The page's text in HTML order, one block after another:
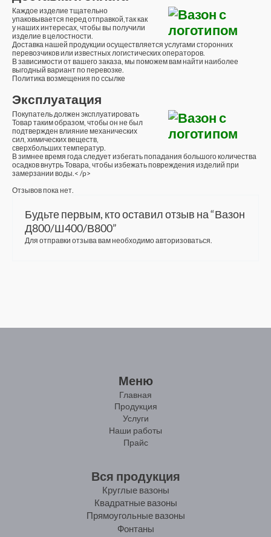
Каждое изделие тщательно
упаковывается перед отправкой,так как
у наших интересах, чтобы вы получили
изделие в целостности.
Доставка нашей продукции осуществляется услугами сторонних
перевозчиков или известных логистических операторов.
В зависимости от вашего заказа, мы поможем вам найти наиболее
выгодный вариант по перевозке.
Политика возмещения по ссылке
Эксплуатация
Покупатель должен эксплуатировать
Товар таким образом, чтобы он не был
подтвержден влияние механических
сил, химических веществ,
сверхбольших температур.
В зимнее время года следует избегать попадания большого количества
осадков внутрь Товара, чтобы избежать повреждения изделий при
замерзании воды.< /p>
Отзывов пока нет.
Будьте первым, кто оставил отзыв на “Вазон
Д800/Ш400/В800”
Для отправки отзыва вам необходимоавторизоваться
Меню
Главная
Продукция
Услуги
Наши работы
Прайс
Вся продукция
Круглые вазоны
Квадратные вазоны
Прямоугольные вазоны
Фонтаны